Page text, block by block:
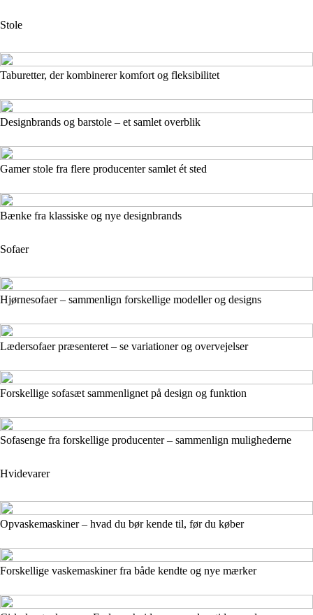
Stole
Taburetter, der kombinerer komfort og fleksibilitet
Designbrands og barstole – et samlet overblik
Gamer stole fra flere producenter samlet ét sted
Bænke fra klassiske og nye designbrands
Sofaer
Hjørnesofaer – sammenlign forskellige modeller og designs
Lædersofaer præsenteret – se variationer og overvejelser
Forskellige sofasæt sammenlignet på design og funktion
Sofasenge fra forskellige producenter – sammenlign mulighederne
Hvidevarer
Opvaskemaskiner – hvad du bør kende til, før du køber
Forskellige vaskemaskiner fra både kendte og nye mærker